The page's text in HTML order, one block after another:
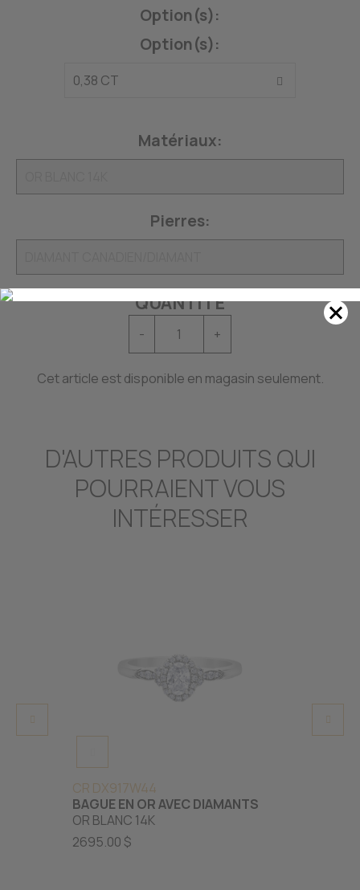
Option(s):
Option(s):
Matériaux:
Pierres:
QUANTITÉ
- +
Cet article est disponible en magasin seulement.
D'AUTRES PRODUITS QUI
POURRAIENT VOUS
INTÉRESSER
CR DX917W44
BAGUE EN OR AVEC DIAMANTS
OR BLANC 14K
2695.00 $